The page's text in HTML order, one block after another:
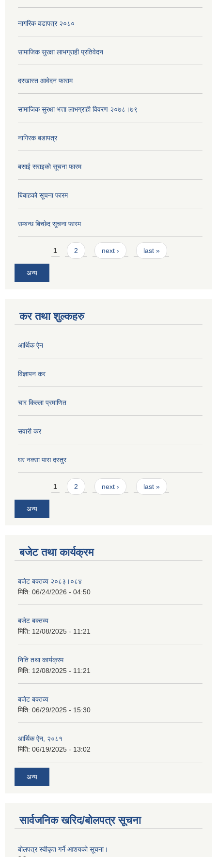
नागरिक वडापत्र २०८०
सामाजिक सुरक्षा लाभग्राही प्रतिवेदन
दरखास्त आवेदन फाराम
सामाजिक सुरक्षा भत्ता लाभग्राही विवरण २०७८।७९
नागिरक बडापत्र
बसाई सराइको सूचना फारम
बिबाहको सूचना फारम
सम्बन्ध बिच्छेद सूचना फारम
Pages1 2 next › last »
अन्य
कर तथा शुल्कहरु
आर्थिक ऐन
विज्ञापन कर
चार किल्ला प्रमाणित
सवारी कर
घर नक्सा पास दस्तुर
Pages1 2 next › last »
अन्य
बजेट तथा कार्यक्रम
बजेट बक्तव्य २०८३।०८४
मिति: 06/24/2026 - 04:50
बजेट बक्तव्य
मिति: 12/08/2025 - 11:21
निति तथा कार्यक्रम
मिति: 12/08/2025 - 11:21
बजेट बक्तव्य
मिति: 06/29/2025 - 15:30
आर्थिक ऐन, २०८१
मिति: 06/19/2025 - 13:02
अन्य
सार्वजनिक खरिद/बोलपत्र सूचना
बोलपत्र स्वीकृत गर्ने आशयको सूचना।